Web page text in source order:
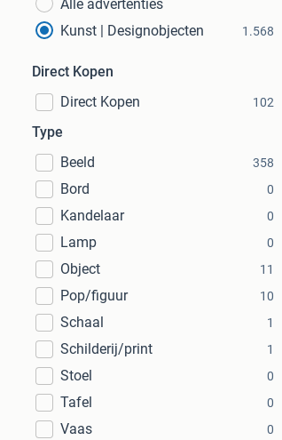
Alle advertenties
Kunst | Designobjecten
1.568
Direct Kopen
Direct Kopen
102
Type
Beeld
358
Bord 0
Kandelaar 0
Lamp 0
Object 11
Pop/figuur 10
Schaal 1
Schilderij/print 1
Stoel 0
Tafel 0
Vaas 0